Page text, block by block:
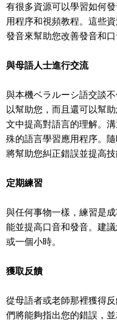
有很多資源可以學習如何
用程序和視頻教程。這些
發音來幫助您改善發音和口
與母語人士進行交流
與本機ベラルーシ語交談
以幫助您，而且還可以幫助
文中提高對語言的理解。
殊的語言學習應用程序。
將幫助您糾正錯誤並提高技
定期練習
與任何事物一樣，練習是
能並提高口音和發音。建
或一個小時。
獲取反饋
從母語者或老師那裡獲得
們將能夠指出您的錯誤，